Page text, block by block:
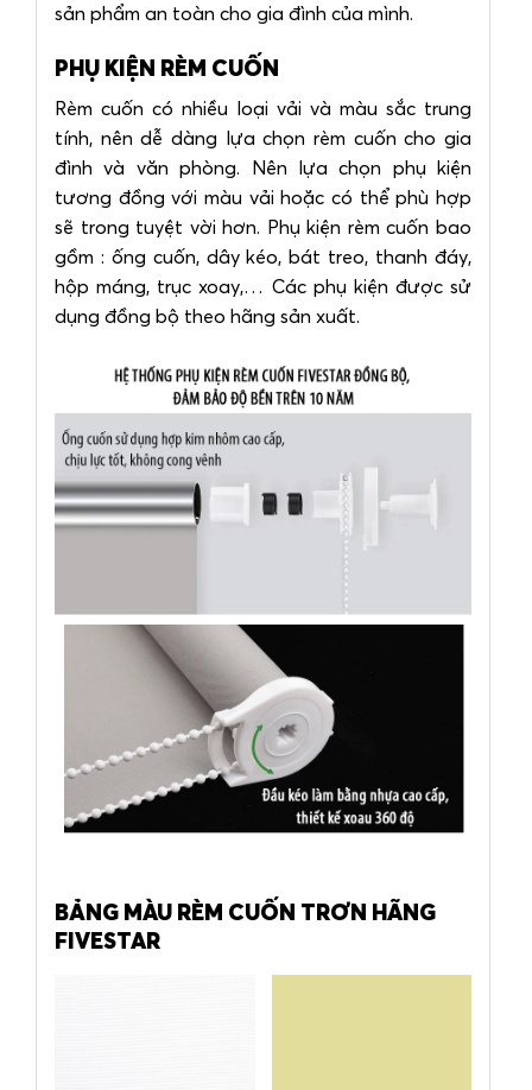
sản phẩm an toàn cho gia đình của mình.
PHỤ KIỆN RÈM CUỐN
Rèm cuốn có nhiều loại vải và màu sắc trung
tính, nên dễ dàng lựa chọn rèm cuốn cho gia
đình và văn phòng. Nên lựa chọn phụ kiện
tương đồng với màu vải hoặc có thể phù hợp
sẽ trong tuyệt vời hơn. Phụ kiện rèm cuốn bao
gồm : ống cuốn, dây kéo, bát treo, thanh đáy,
hộp máng, trục xoay,… Các phụ kiện được sử
dụng đồng bộ theo hãng sản xuất.
BẢNG MÀU RÈM CUỐN TRƠN HÃNG
FIVESTAR